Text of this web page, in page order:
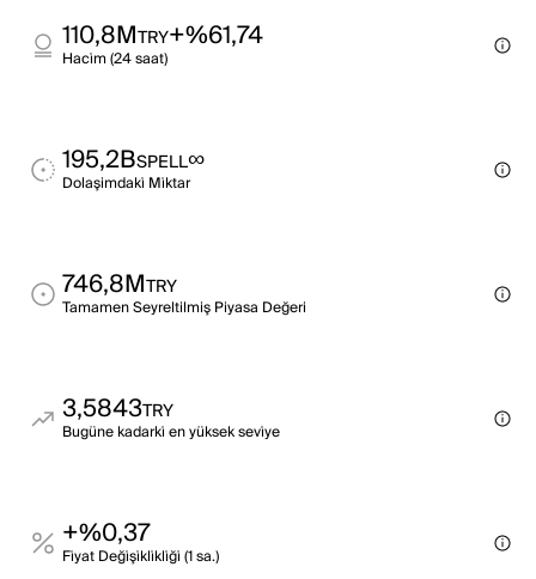
110,8MTRY+%61,74
Haci̇m (24 saat)
195,2BSPELL∞
Dolaşimdaki̇ Mi̇ktar
746,8MTRY
Tamamen Seyreltilmiş Piyasa Değeri
3,5843TRY
Bugüne kadarki̇ en yüksek sevi̇ye
+%0,37
Fi̇yat Deği̇şi̇kli̇kli̇ği̇ (1 sa.)